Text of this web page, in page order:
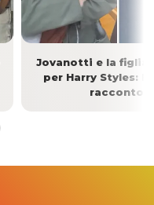
Jovanotti e la figlia
per Harry Styles:
racconto